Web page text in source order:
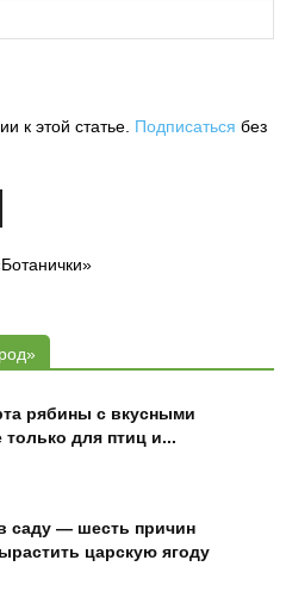
к этой статье. Подписаться без
рябины с вкусными
только для птиц и...
саду — шесть причин
царскую ягоду